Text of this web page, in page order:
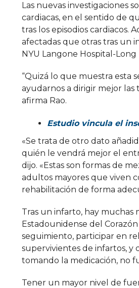
Las nuevas investigaciones
cardiacas, en el sentido de
tras los episodios cardiacos.
afectadas que otras tras un
NYU Langone Hospital-
“Quizá lo que muestra esta
ayudarnos a dirigir mejor
afirma Rao.
Estudio vincula el
«Se trata de otro dato
quién le vendrá mejor el
dijo. «Estas son formas de
adultos mayores que viven
rehabilitación de forma
Tras un infarto, hay muchas
Estadounidense del
seguimiento, participar en
supervivientes de infartos, y
tomando la medicación, no
Tener un mayor nivel de